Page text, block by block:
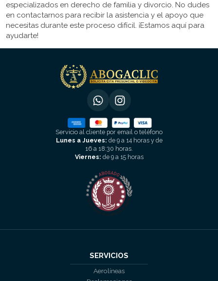
especializados en derecho de familia y divorcio. No dudes
en contactarnos para recibir la asistencia y el apoyo que
necesitas durante este proceso difícil. ¡Estamos aquí para
ayudarte!
Servicio al cliente por email o teléfono
Lunes a Jueves: de 9 a 14 horas y de
16 a 18:30 horas.
Viernes: de 9 a 15 horas
SERVICIOS
Aerolíneas